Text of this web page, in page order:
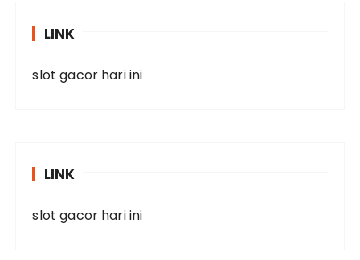
LINK
slot gacor hari ini
LINK
slot gacor hari ini